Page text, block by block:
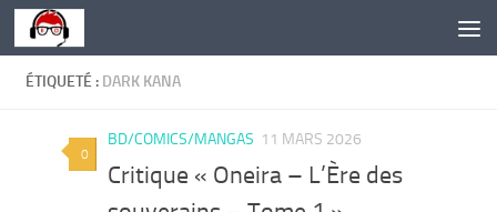
Skip to content
ÉTIQUETÉ : DARK KANA
0
BD/COMICS/MANGAS 11 MARS 2026
Critique « Oneira – L’Ère des